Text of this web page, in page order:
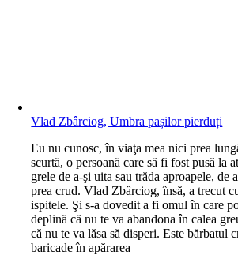
Vlad Zbârciog, Umbra pașilor pierduți
Eu nu cunosc, în viaţa mea nici prea
scurtă, o persoană care să fi fost pusă la
grele de a-şi uita sau trăda aproapele, de
prea crud. Vlad Zbârciog, însă, a trecut
ispitele. Şi s-a dovedit a fi omul în care
deplină că nu te va abandona în calea
că nu te va lăsa să disperi. Este bărbatul
baricade în apărarea